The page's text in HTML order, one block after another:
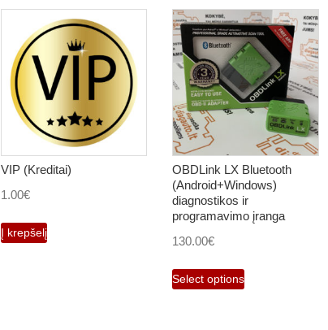
VIP (Kreditai)
1.00€
Į krepšelį
OBDLink LX Bluetooth
(Android+Windows)
diagnostikos ir
programavimo įranga
130.00€
Select options